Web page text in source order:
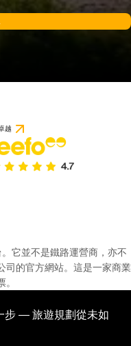
越
它並不是鐵路運營商，亦不
司的官方網站。這是一家商業
步 — 旅遊規劃從未如